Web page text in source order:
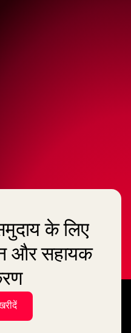
के लिए
और सहायक